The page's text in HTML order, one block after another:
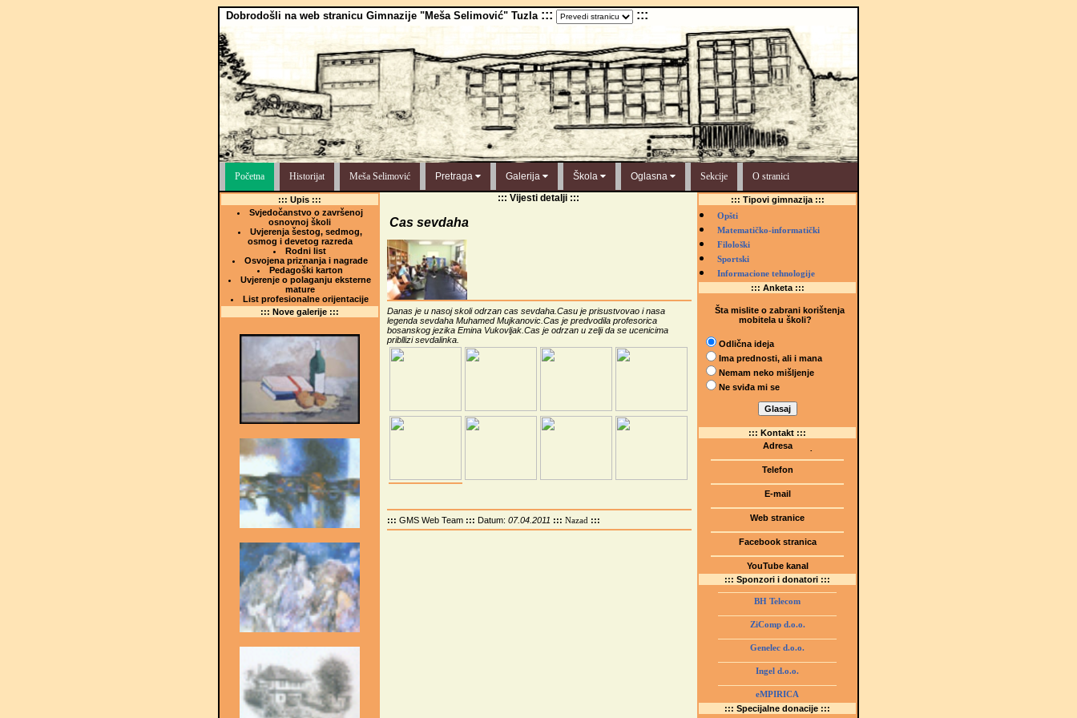
Dobrodošli na web stranicu Gimnazije "Meša Selimović" Tuzla ::: :::
Početna Historijat Meša Selimović Pretraga Galerija Škola Oglasna Sekcije O stranici
::: Upis :::
Svjedočanstvo o završenoj
osnovnoj školi
Uvjerenja šestog, sedmog,
osmog i devetog razreda
Rodni list
Osvojena priznanja i nagrade
Pedagoški karton
Uvjerenje o polaganju eksterne
mature
List profesionalne orijentacije
::: Nove galerije :::
::: Vijesti detalji :::
Cas sevdaha
Danas je u nasoj skoli odrzan cas sevdaha.Casu je prisustvovao i nasa
legenda sevdaha Muhamed Mujkanovic.Cas je predvodila profesorica
bosanskog jezika Emina Vukovljak.Cas je odrzan u zelji da se ucenicima
pribllizi sevdalinka.
::: GMS Web Team ::: Datum: 07.04.2011 ::: Nazad :::
::: Tipovi gimnazija :::
Opšti
Matematičko-informatički
Filološki
Sportski
Informacione tehnologije
::: Anketa :::
Šta mislite o zabrani korištenja
mobitela u školi?
Odlična ideja
Ima prednosti, ali i mana
Nemam neko mišljenje
Ne sviđa mi se
::: Kontakt :::
Adresa
(Šetalište I.G. Kovačića 1)
75000 Tuzla, BiH
Telefon
E-mail
Web stranice
www.gmstziam.com.ba
Facebook stranica
YouTube kanal
GMS Tuzla
::: Sponzori i donatori :::
BH Telecom
ZiComp d.o.o.
Genelec d.o.o.
Ingel d.o.o.
eMPIRICA
::: Specijalne donacije :::